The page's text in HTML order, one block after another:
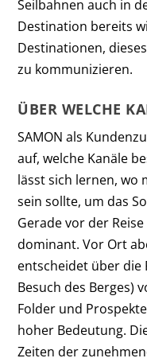
Seilbahnen auch in
Destination bereits
Destinationen,
zu kommunizieren.
ÜBER WELCHE
SAMON als
auf, welche Kanäle
lässt sich lernen, wo
sein sollte, um das
Gerade vor der
dominant. Vor Ort
entscheidet über die
Besuch des Berges)
Folder und
hoher Bedeutung.
Zeiten der